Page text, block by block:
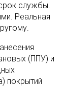
службы.
Реальная
(ППУ) и
покрытий